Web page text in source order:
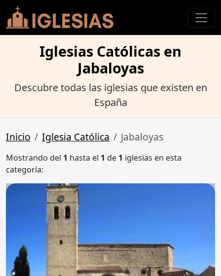
Iglesias Católicas en
Jabaloyas
Descubre todas las iglesias que existen en
España
Inicio Iglesia Católica Jabaloyas
Mostrando del 1 hasta el 1 de 1 iglesias en esta
categoría: